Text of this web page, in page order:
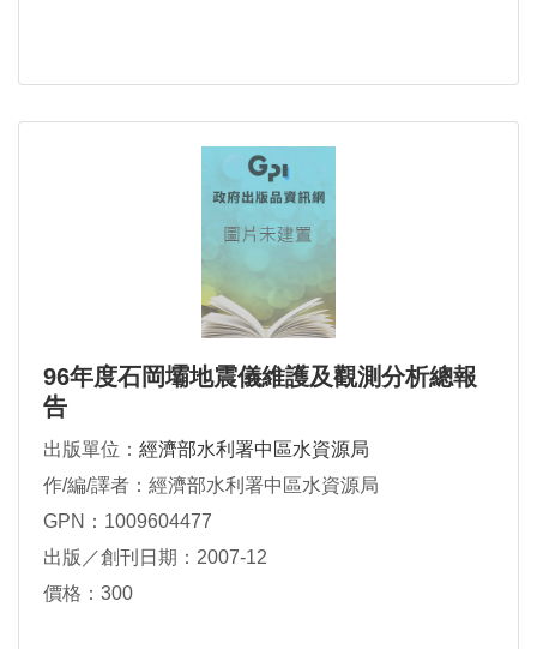
96年度石岡壩地震儀維護及觀測分析總報
告
出版單位： 經濟部水利署中區水資源局
作/編/譯者：經濟部水利署中區水資源局
GPN：1009604477
出版／創刊日期：2007-12
價格：300